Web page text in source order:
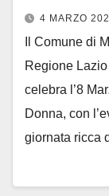
4 MARZO
Il Comune di
Regione Lazio
celebra l’8
Donna, con
giornata ricca